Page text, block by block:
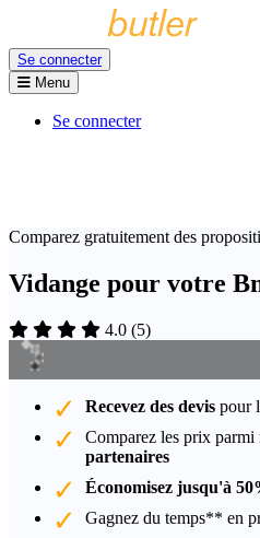
Se connecter
Menu
Se connecter
Comparez gratuitement des
Vidange pour votre
4.0 (5)
Recevez des devis pour
Comparez les prix parmi
partenaires
Économisez jusqu'à
Gagnez du temps** en